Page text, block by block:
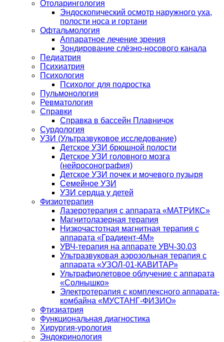
Отоларингология
Эндоскопический осмотр наружного уха,
полости носа и гортани
Офтальмология
Аппаратное лечение зрения
Зондирование слёзно-носового канала
Педиатрия
Психиатрия
Психология
Психолог для подростка
Пульмонология
Ревматология
Справки
Справка в бассейн Плавничок
Сурдология
УЗИ (Ультразвуковое исследование)
Детское УЗИ брюшной полости
Детское УЗИ головного мозга
(нейросонография)
Детское УЗИ почек и мочевого пузыря
Семейное УЗИ
УЗИ сердца у детей
Физиотерапия
Лазеротерапия с аппарата «МАТРИКС»
Магнитолазерная терапия
Низкочастотная магнитная терапия с
аппарата «Градиент-4М»
УВЧ-терапия на аппарате УВЧ-30.03
Ультразвуковая аэрозольная терапия с
аппарата «УЗОЛ-01-КАВИТАР»
Ультрафиолетовое облучение с аппарата
«Солнышко»
Электротерапия с комплексного аппарата-
комбайна «МУСТАНГ-ФИЗИО»
Фтизиатрия
Функциональная диагностика
Хирургия-урология
Эндокринология